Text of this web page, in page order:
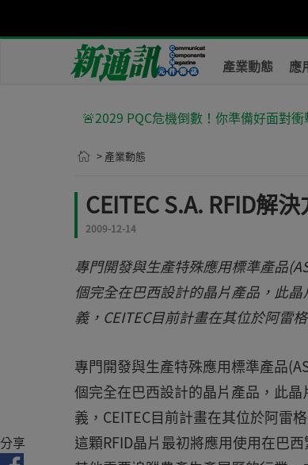
產業動態 應
🚨2029 PQC危機倒數！你準備好面對衝
> 產業動態
CEITEC S.A. RFID解
2009-12-14
專門開發與生產特殊應用標準產品
個完全在巴西設計的晶片產品，此
義，CEITEC目前計畫在其位於阿雷
專門開發與生產特殊應用標準產品
個完全在巴西設計的晶片產品，此
義，CEITEC目前計畫在其位於阿雷
這顆RFID晶片最初將應用使用在巴
分享